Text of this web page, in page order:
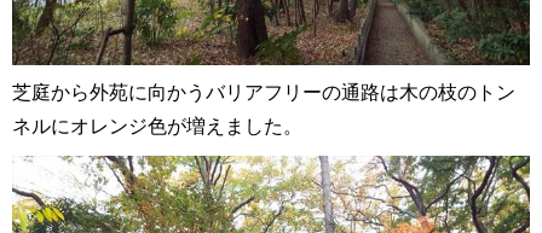
芝庭から外苑に向かうバリアフリーの通路は木の枝のトン
ネルにオレンジ色が増えました。